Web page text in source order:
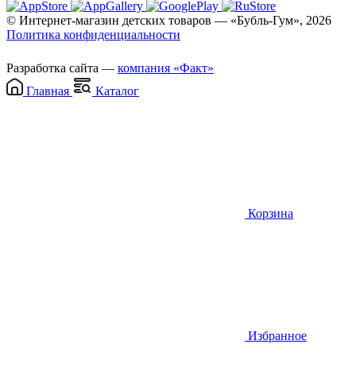
© Интернет-магазин детских товаров — «Бубль-Гум», 2026
Политика конфиденциальности
Разработка сайта — компания «Факт»
Главная
Каталог
Корзина
Избранное